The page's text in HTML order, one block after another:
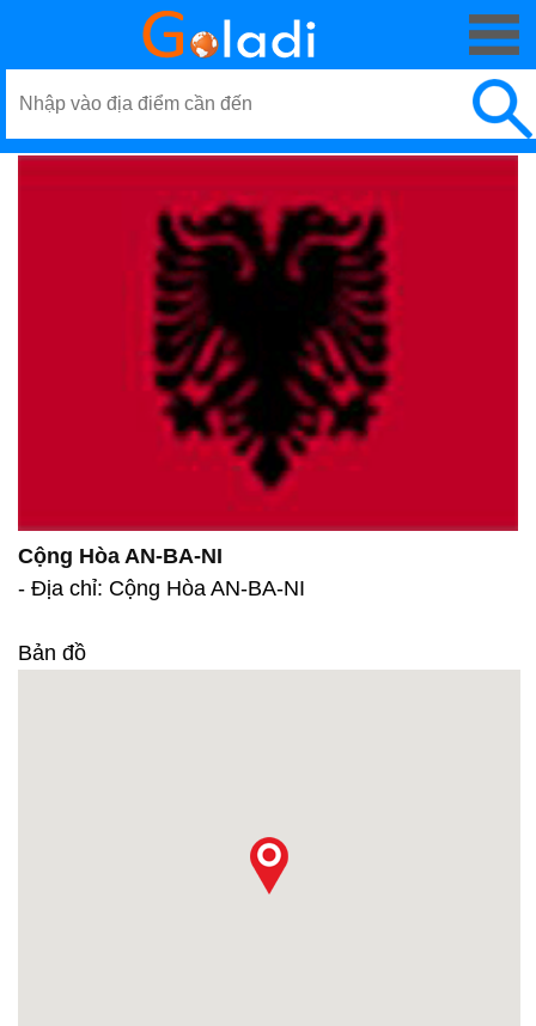
Cộng Hòa AN-BA-NI
- Địa chỉ: Cộng Hòa AN-BA-NI
Bản đồ